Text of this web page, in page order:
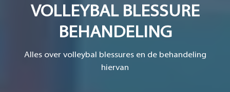
VOLLEYBAL BLESSURE
BEHANDELING
Alles over volleybal blessures en de behandeling
hiervan